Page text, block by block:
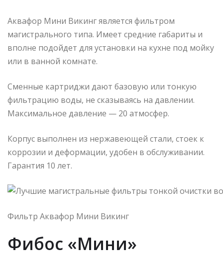
Аквафор Мини Викинг является фильтром
магистрального типа. Имеет средние габариты и
вполне подойдет для установки на кухне под мойку
или в ванной комнате.
Сменные картриджи дают базовую или тонкую
фильтрацию воды, не сказываясь на давлении.
Максимальное давление — 20 атмосфер.
Корпус выполнен из нержавеющей стали, стоек к
коррозии и деформации, удобен в обслуживании.
Гарантия 10 лет.
Фильтр Аквафор Мини Викинг
Фибос «Мини»